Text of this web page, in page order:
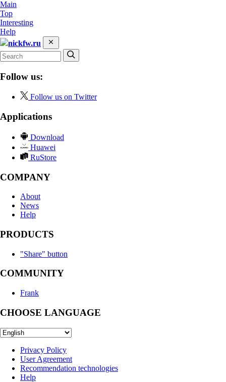
Main
Top
Interesting
Help
nickfw.ru
Follow us:
Follow us on Twitter
Applications
Download
Huawei
RuStore
COMPANY
About
News
Help
PRODUCTS
"Share" button
COMMUNITY
Frank
CHOOSE LANGUAGE
Privacy Policy
User Agreement
Recommendation technologies
Help